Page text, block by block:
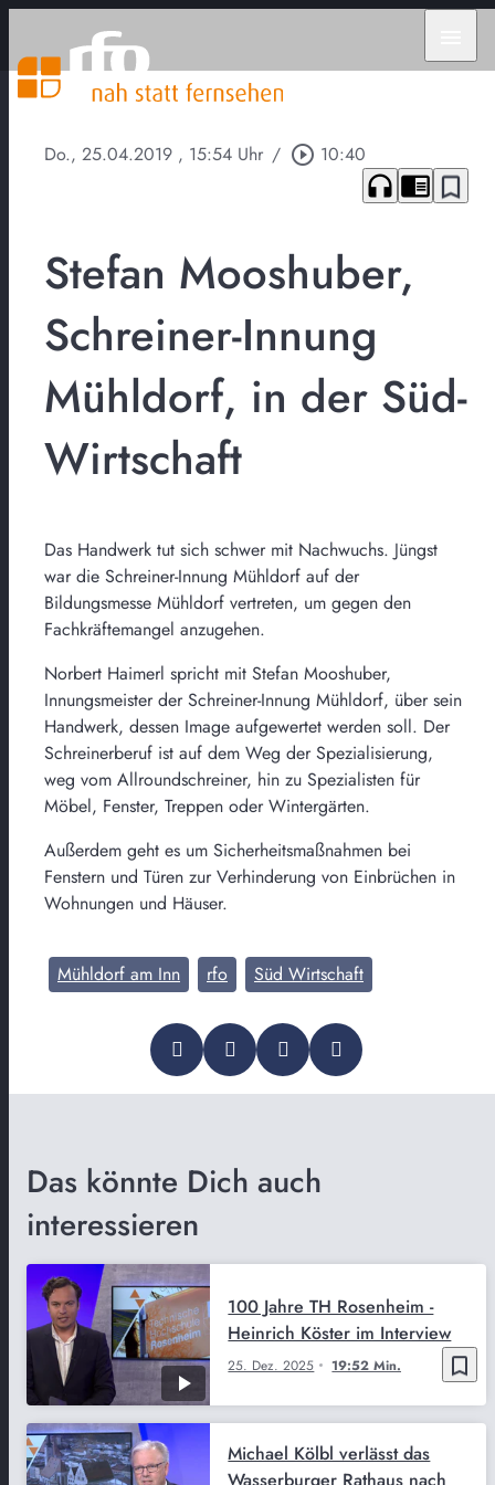
Do., 25.04.2019 , 15:54 Uhr / play_circle_outline 10:40
headphones chrome_reader_mode bookmark_border
Stefan Mooshuber,
Schreiner-Innung
Mühldorf, in der Süd-
Wirtschaft
Das Handwerk tut sich schwer mit Nachwuchs. Jüngst
war die Schreiner-Innung Mühldorf auf der
Bildungsmesse Mühldorf vertreten, um gegen den
Fachkräftemangel anzugehen.
Norbert Haimerl spricht mit Stefan Mooshuber,
Innungsmeister der Schreiner-Innung Mühldorf, über sein
Handwerk, dessen Image aufgewertet werden soll. Der
Schreinerberuf ist auf dem Weg der Spezialisierung,
weg vom Allroundschreiner, hin zu Spezialisten für
Möbel, Fenster, Treppen oder Wintergärten.
Außerdem geht es um Sicherheitsmaßnahmen bei
Fenstern und Türen zur Verhinderung von Einbrüchen in
Wohnungen und Häuser.
Mühldorf am Inn rfo Süd Wirtschaft
Das könnte Dich auch
interessieren
bookmark_border
25. Dez. 2025 19:52 Min.
100 Jahre TH Rosenheim -
Heinrich Köster im Interview
Michael Kölbl verlässt das
Wasserburger Rathaus nach